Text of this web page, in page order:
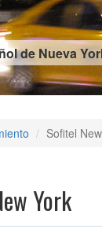
de Nueva
Sofitel
York